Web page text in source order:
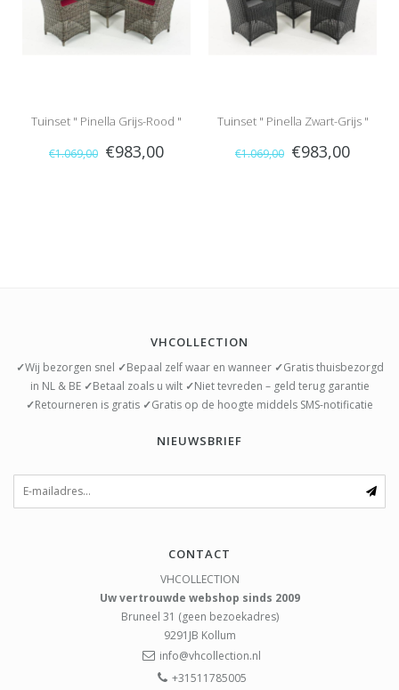
Tuinset " Pinella Grijs-Rood "
€1.069,00 €983,00
Tuinset " Pinella Zwart-Grijs "
€1.069,00 €983,00
VHCOLLECTION
✓Wij bezorgen snel ✓Bepaal zelf waar en wanneer ✓Gratis thuisbezorgd
in NL & BE ✓Betaal zoals u wilt ✓Niet tevreden – geld terug garantie
✓Retourneren is gratis ✓Gratis op de hoogte middels SMS-notificatie
NIEUWSBRIEF
CONTACT
VHCOLLECTION
Uw vertrouwde webshop sinds 2009
Bruneel 31 (geen bezoekadres)
9291JB Kollum
info@vhcollection.nl
+31511785005